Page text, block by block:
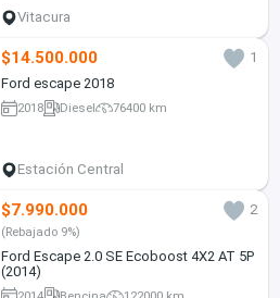
Vitacura
$14.500.000
1
Ford escape 2018
2018 Diesel 76400 km
Estación Central
$7.990.000 2
(Rebajado 9%)
Ford Escape 2.0 SE Ecoboost 4X2 AT 5P
(2014)